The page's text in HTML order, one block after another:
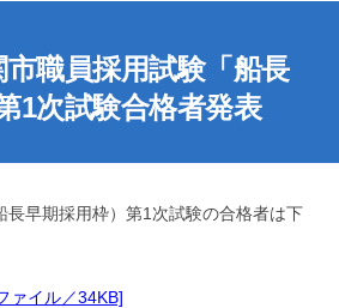
職員採用試験「船長
1次試験合格者発表
長早期採用枠）第1次試験の合格者は下
ァイル／34KB]